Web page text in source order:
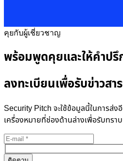
คุยกับผู้เชี่ยวชาญ
พร้อมพูดคุยและให้คำปรึ
ลงทะเบียนเพื่อรับข่าวสาร
Security Pitch จะใช้ข้อมูลนี้ในการส่
เครื่องหมายที่ช่องด้านล่างเพื่อรับทร